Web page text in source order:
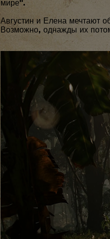
мире".
Августин и Елена мечтают
Возможно, однажды их